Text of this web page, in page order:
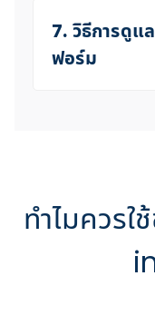
7. วิธีการดูแ
ฟอร์ม
ทำไมควร